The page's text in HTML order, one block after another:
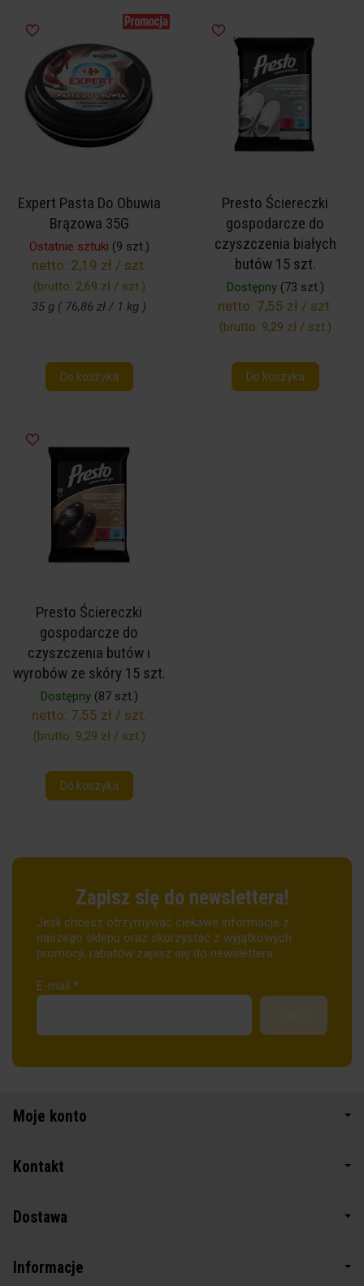
Expert Pasta Do Obuwia
Brązowa 35G
Ostatnie sztuki (9 szt.)
netto: 2,19 zł / szt.
(brutto: 2,69 zł / szt.)
35 g ( 76,86 zł / 1 kg )
Do koszyka
Presto Ściereczki
gospodarcze do
czyszczenia białych
butów 15 szt.
Dostępny(73 szt.)
netto: 7,55 zł / szt.
(brutto: 9,29 zł / szt.)
Do koszyka
Presto Ściereczki
gospodarcze do
czyszczenia butów i
wyrobów ze skóry 15 szt.
Dostępny(87 szt.)
netto: 7,55 zł / szt.
(brutto: 9,29 zł / szt.)
Do koszyka
Zapisz się do newslettera!
Jeśli chcesz otrzymywać ciekawe informacje z
naszego sklepu oraz skorzystać z wyjątkowych
promocji, rabatów zapisz się do newslettera.
E-mail *
Moje konto
Kontakt
Dostawa
Informacje